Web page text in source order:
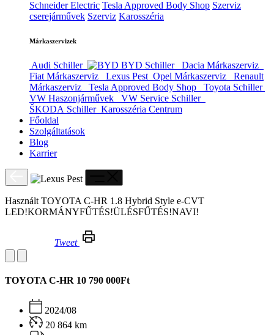
Schneider Electric Tesla Approved Body Shop Szerviz
cserejárművek Szerviz Karosszéria
Márkaszervizek
Audi Schiller BYD Schiller
Dacia Márkaszerviz
Fiat Márkaszerviz
Lexus Pest Opel Márkaszerviz
Renault
Márkaszerviz
Tesla Approved Body Shop
Toyota Schiller
VW Haszonjárművek
VW Service Schiller
ŠKODA Schiller Karosszéria Centrum
Főoldal
Szolgáltatások
Blog
Karrier
Használt TOYOTA C-HR 1.8 Hybrid Style e-CVT
LED!KORMÁNYFŰTÉS!ÜLÉSFŰTÉS!NAVI!
Tweet
TOYOTA C-HR 10 790 000Ft
2024/08
20 864 km